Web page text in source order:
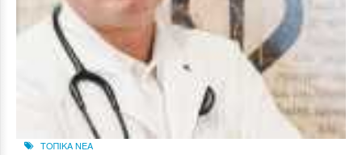
ΤΟΠΙΚΑ ΝΕΑ